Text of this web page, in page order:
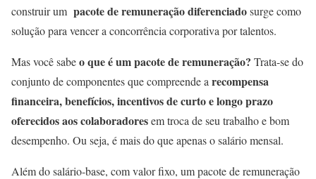
construir um pacote de remuneração diferenciadosurge como
solução para vencer a concorrência corporativa por talentos.
Mas você sabeo que é um pacote de remuneração? Trata-se do
conjunto de componentes que compreende a recompensa
financeira, benefícios, incentivos de curto e longo prazo
oferecidos aos colaboradoresem troca de seu trabalho e bom
desempenho. Ou seja, é mais do que apenas o salário mensal.
Além do salário-base, com valor fixo, um pacote de remuneração